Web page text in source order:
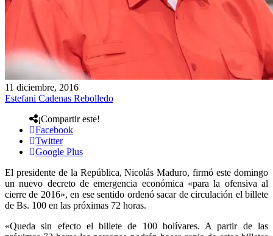
11 diciembre, 2016
Estefani Cadenas Rebolledo
¡Compartir este!
Facebook
Twitter
Google Plus
El presidente de la República, Nicolás Maduro, firmó este domingo
un nuevo decreto de emergencia económica «para la ofensiva al
cierre de 2016», en ese sentido ordenó sacar de circulación el billete
de Bs. 100 en las próximas 72 horas.
«Queda sin efecto el billete de 100 bolívares. A partir de las